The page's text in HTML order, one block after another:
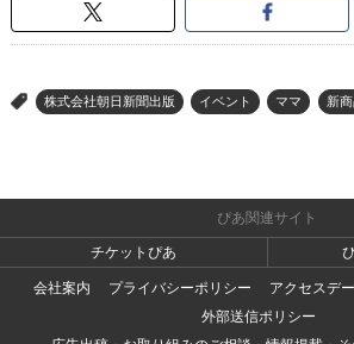
> 株式会社朝日新聞出版 イベント ママ 新
ぴあ関連サイト
チケットぴあ
会社案内
プライバシーポリシー
アクセスデ
外部送信ポリシー